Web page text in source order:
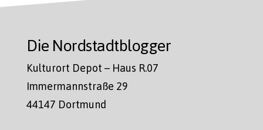
Die Nordstadtblogger
Kulturort Depot – Haus R.07
Immermannstraße 29
44147 Dortmund